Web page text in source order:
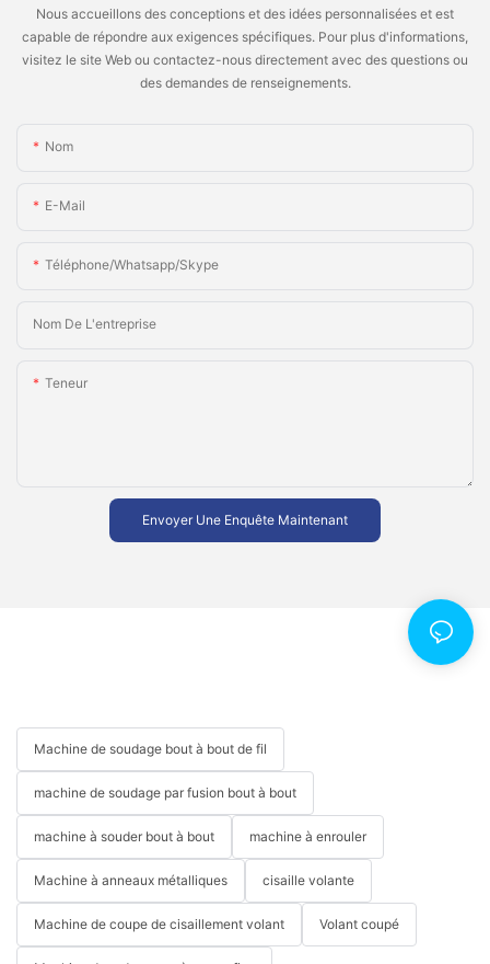
Nous accueillons des conceptions et des idées personnalisées et est
capable de répondre aux exigences spécifiques. Pour plus d'informations,
visitez le site Web ou contactez-nous directement avec des questions ou
des demandes de renseignements.
Nom
E-Mail
Téléphone/Whatsapp/Skype
Nom De L'entreprise
Teneur
Envoyer Une Enquête Maintenant
Machine de soudage bout à bout de fil
machine de soudage par fusion bout à bout
machine à souder bout à bout machine à enrouler
Machine à anneaux métalliques cisaille volante
Machine de coupe de cisaillement volant Volant coupé